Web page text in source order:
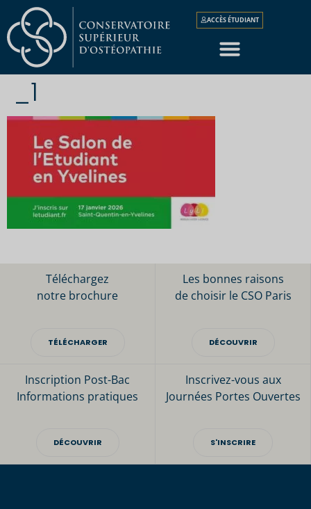
ACCÈS ÉTUDIANT
_1
Téléchargez
notre brochure
TÉLÉCHARGER
Les bonnes raisons
de choisir le CSO Paris
DÉCOUVRIR
Inscription Post-Bac
Informations pratiques
DÉCOUVRIR
Inscrivez-vous aux
Journées Portes Ouvertes
S'INSCRIRE